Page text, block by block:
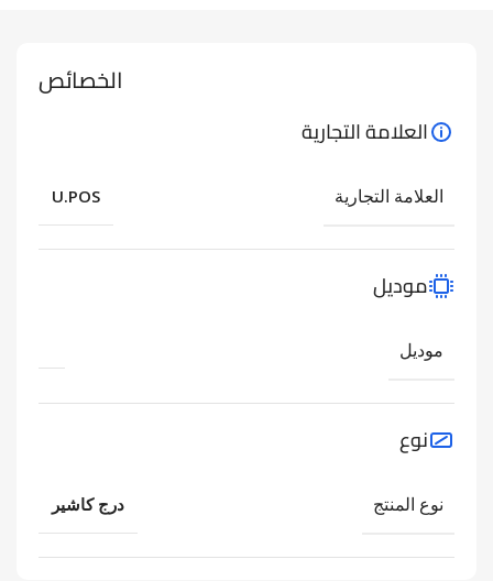
الخصائص
العلامة التجارية
العلامة التجارية U.POS
موديل
موديل
نوع
نوع المنتج درج كاشير